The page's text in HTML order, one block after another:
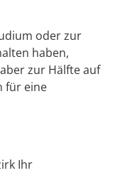
oder zur
haben,
zur Hälfte auf
für eine
Ihr